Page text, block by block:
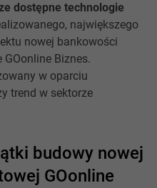
dostępne technologie
największego
nowej bankowości
Biznes.
w oparciu
trend w sektorze
budowy nowej
GOonline